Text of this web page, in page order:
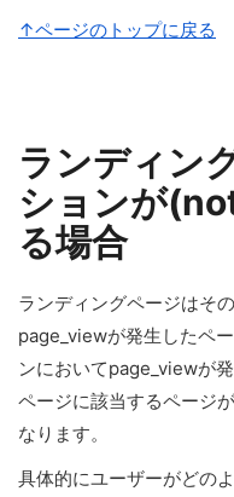
↑ページのトップに戻る
ランディン
ションが
る場合
ランディングページはそ
page_viewが発生したペ
ンにおいてpage_viewが
ページに該当するページ
なります。
具体的にユーザーがどの